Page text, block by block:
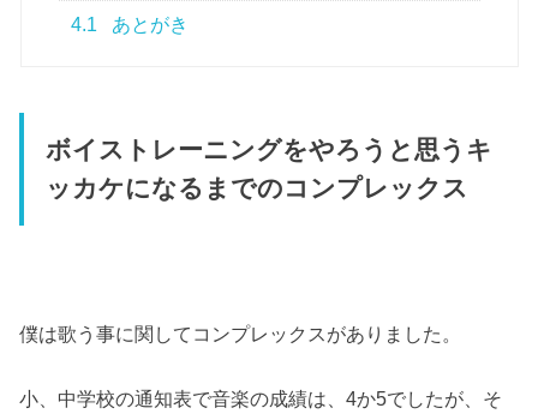
4.1 あとがき
ボイストレーニングをやろうと思うキ
ッカケになるまでのコンプレックス
僕は歌う事に関してコンプレックスがありました。
小、中学校の通知表で音楽の成績は、4か5でしたが、そ